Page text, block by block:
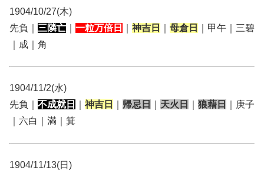
1904/10/27(木)
先負｜ 三隣亡 一粒万倍日 神吉日 母倉日
｜甲午｜三碧
｜成｜角
1904/11/2(水)
先負｜ 不成就日 神吉日 帰忌日 天火日 狼藉日
｜庚子
｜六白｜満｜箕
1904/11/13(日)